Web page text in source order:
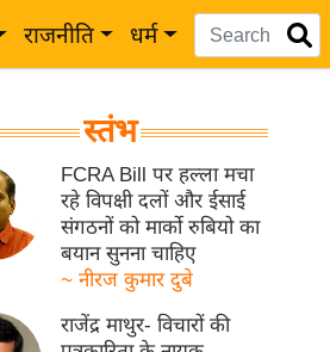
राजनीति धर्म
स्तंभ
FCRA Bill पर हल्ला मचा
रहे विपक्षी दलों और ईसाई
संगठनों को मार्को रुबियो का
बयान सुनना चाहिए
~ नीरज कुमार दुबे
राजेंद्र माथुर- विचारों की